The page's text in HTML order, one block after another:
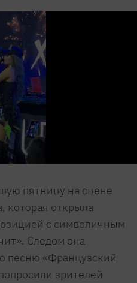
пятницу на сцене
которая открыла
с символичным
Следом она
песню «Французский
зрителей